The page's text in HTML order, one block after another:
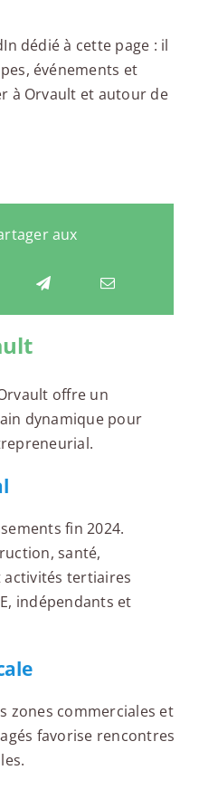
dédié à cette page : il
événements et
à Orvault et autour de
aux
offre un
dynamique pour
fin 2024.
santé,
tertiaires
indépendants et
zones commerciales et
favorise rencontres